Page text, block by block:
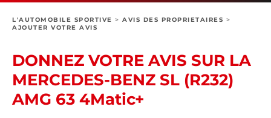
L'AUTOMOBILE SPORTIVE > AVIS DES PROPRIETAIRES >
AJOUTER VOTRE AVIS
DONNEZ VOTRE AVIS SUR LA
MERCEDES-BENZ SL (R232)
AMG 63 4Matic+